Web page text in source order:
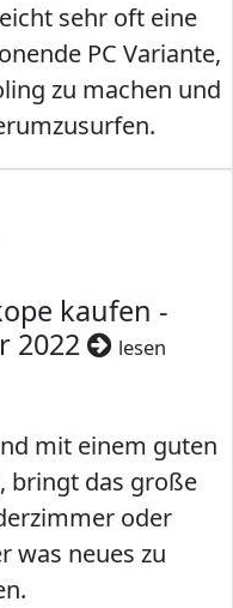
sehr oft eine
PC Variante,
zu machen und
kaufen -
2022
lesen
mit einem guten
bringt das große
oder
was neues zu